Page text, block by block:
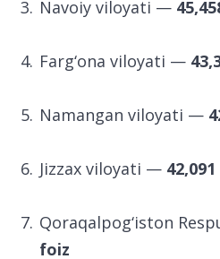
Buxoro viloyati —
Navoiy viloyati —
Farg‘ona viloyati —
Namangan viloyati —
Jizzax viloyati —